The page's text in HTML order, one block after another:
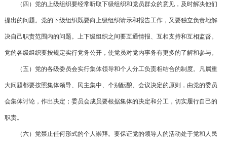
（四）党的上级组织要经常听取下级组织和党员群众的意见，及时解决他们
提出的问题。党的下级组织既要向上级组织请示和报告工作，又要独立负责地解
决自己职责范围内的问题。上下级组织之间要互通情报、互相支持和互相监督。
党的各级组织要按规定实行党务公开，使党员对党内事务有更多的了解和参与。
（五）党的各级委员会实行集体领导和个人分工负责相结合的制度。凡属重
大问题都要按照集体领导、民主集中、个别酝酿、会议决定的原则，由党的委员
会集体讨论，作出决定；委员会成员要根据集体的决定和分工，切实履行自己的
职责。
（六）党禁止任何形式的个人崇拜。要保证党的领导人的活动处于党和人民